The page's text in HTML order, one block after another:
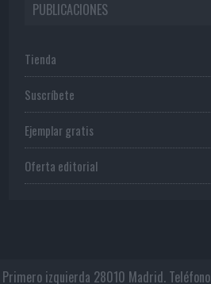
PUBLICACIONES
Tienda
Suscríbete
Ejemplar gratis
Oferta editorial
izquierda 28010 Madrid. Teléfono